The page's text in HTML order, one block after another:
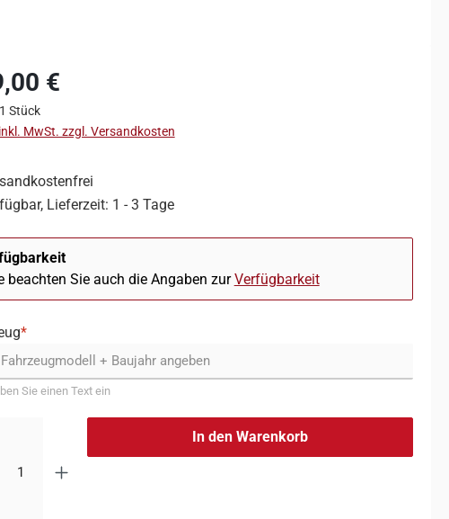
€
1 Stück
MwSt. zzgl. Versandkosten
Lieferzeit: 1 - 3 Tage
beachten Sie auch die Angaben zurVerfügbarkeit
*
Sie einen Text ein
In den Warenkorb